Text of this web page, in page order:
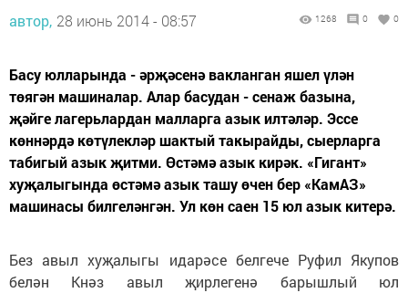
автор, 28 июнь 2014 - 08:57 1268 0 0
Басу юлларында - әрҗәсенә вакланган яшел үлән
төягән машиналар. Алар басудан - сенаж базына,
җәйге лагерьлардан малларга азык илтәләр. Эссе
көннәрдә көтүлекләр шактый такырайды, сыерларга
табигый азык җитми. Өстәмә азык кирәк. «Гигант»
хуҗалыгында өстәмә азык ташу өчен бер «КамАЗ»
машинасы билгеләнгән. Ул көн саен 15 юл азык китерә.
Без авыл хуҗалыгы идарәсе белгече Руфил Якупов
белән Кнәз авыл җирлегенә барышлый юл